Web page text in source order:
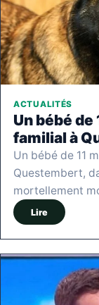
ACTUALITÉS
Un bébé
familial à
Un bébé de 11
Questembert,
mortellement
Lire